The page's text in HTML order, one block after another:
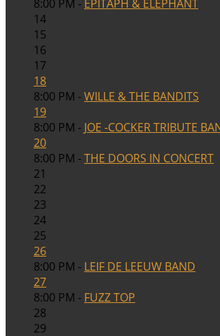
8:00 PM - EPITAPH & ELEPHANT
14
15
16
17
18
8:00 PM -WILLE & THE BANDITS
19
8:00 PM - JOE -COCKER TRIBUTE
20
8:00 PM -THE DOORS IN CONCERT
21
22
23
24
25
26
8:00 PM - LEIF DE LEEUW BAND
27
8:00 PM - FUZZ TOP
28
29